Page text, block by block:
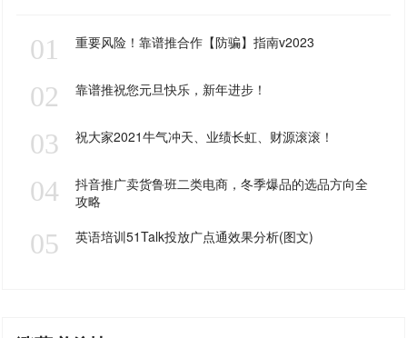
01 重要风险！靠谱推合作【防骗】指南v2023
02 靠谱推祝您元旦快乐，新年进步！
03 祝大家2021牛气冲天、业绩长虹、财源滚滚！
04
抖音推广卖货鲁班二类电商，冬季爆品的选品方向全
攻略
05 英语培训51Talk投放广点通效果分析(图文)